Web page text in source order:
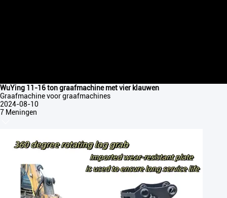
WuYing 11-16 ton graafmachine met vier klauwen
Graafmachine voor graafmachines
2024-08-10
7 Meningen